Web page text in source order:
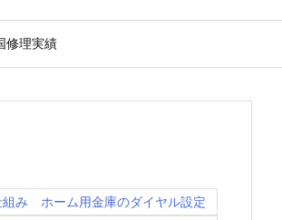
修理実績
組み ホーム用金庫のダイヤル設定